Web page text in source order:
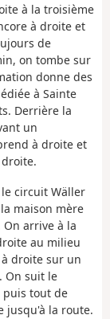
à la troisième
à droite et
de
on tombe sur
donne des
à Sainte
Derrière la
un
à droite et
circuit Wäller
maison mère
arrive à la
au milieu
droite sur un
On suit le
puis tout de
jusqu'à la route.